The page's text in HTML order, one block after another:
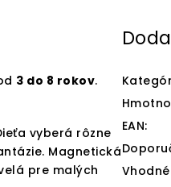
3 do 8 rokov.
vyberá rôzne
Magnetická
pre malých
EAN: